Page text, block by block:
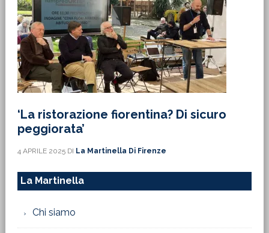
‘La ristorazione fiorentina? Di sicuro
peggiorata’
4 APRILE 2025DI La Martinella Di Firenze
La Martinella
Chi siamo